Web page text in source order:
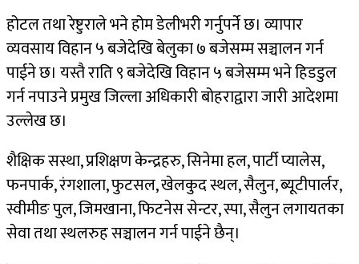
होटल तथा रेष्टुराले भने होम डेलीभरी गर्नुपर्ने छ। व्यापार
व्यवसाय विहान ५ बजेदेखि बेलुका ७ बजेसम्म सञ्चालन गर्न
पाईने छ। यस्तै राति ९ बजेदेखि विहान ५ बजेसम्म भने हिडडुल
गर्न नपाउने प्रमुख जिल्ला अधिकारी बोहराद्वारा जारी आदेशमा
उल्लेख छ।
शैक्षिक सस्था, प्रशिक्षण केन्द्रहरु, सिनेमा हल, पार्टी प्यालेस,
फनपार्क, रंगशाला, फुटसल, खेलकुद स्थल, सैलुन, ब्यूटीपार्लर,
स्वीमीङ पुल, जिमखाना, फिटनेस सेन्टर, स्पा, सैलुन लगायतका
सेवा तथा स्थलरुह सञ्चालन गर्न पाईने छैन्।